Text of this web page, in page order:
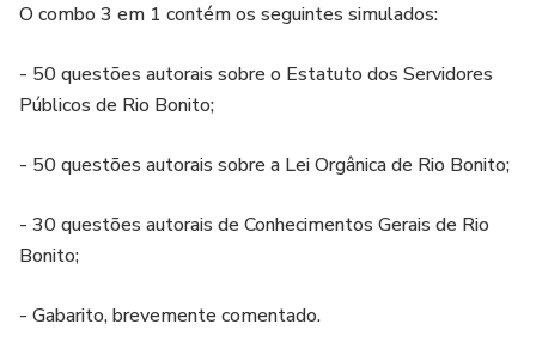
O combo 3 em 1 contém os seguintes simulados:
- 50 questões autorais sobre o Estatuto dos Servidores
Públicos de Rio Bonito;
- 50 questões autorais sobre a Lei Orgânica de Rio Bonito;
- 30 questões autorais de Conhecimentos Gerais de Rio
Bonito;
- Gabarito, brevemente comentado.